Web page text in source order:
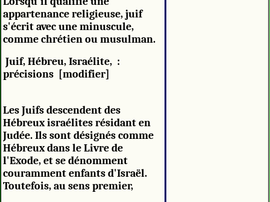
appartenance religieuse, juif
s'écrit avec une minuscule,
comme chrétien ou musulman.
Juif, Hébreu, Israélite, :
précisions [modifier]
Les Juifs descendent des
Hébreux israélites résidant en
Judée. Ils sont désignés comme
Hébreux dans le Livre de
l'Exode, et se dénomment
couramment enfants d'Israël.
Toutefois, au sens premier,